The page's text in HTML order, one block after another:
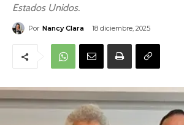
Estados Unidos.
Por Nancy Clara 18 diciembre, 2025